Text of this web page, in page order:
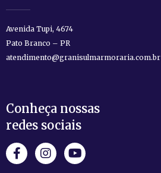
Avenida Tupi, 4674
Pato Branco – PR
atendimento@granisulmarmoraria.com.br
Conheça nossas
redes sociais